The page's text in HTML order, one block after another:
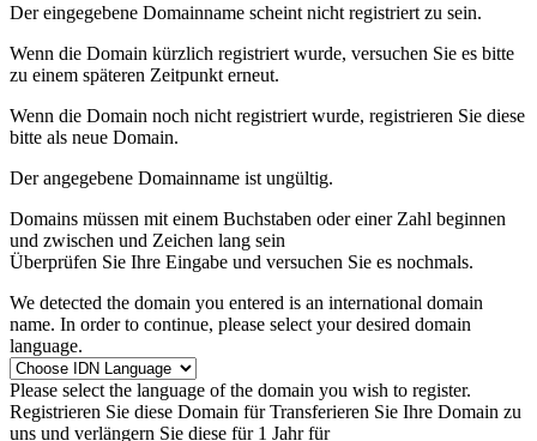
Der eingegebene Domainname scheint nicht registriert zu sein.
Wenn die Domain kürzlich registriert wurde, versuchen Sie es bitte
zu einem späteren Zeitpunkt erneut.
Wenn die Domain noch nicht registriert wurde, registrieren Sie diese
bitte als neue Domain.
Der angegebene Domainname ist ungültig.
Domains müssen mit einem Buchstaben oder einer Zahl beginnen
und zwischen und Zeichen lang sein
Überprüfen Sie Ihre Eingabe und versuchen Sie es nochmals.
We detected the domain you entered is an international domain
name. In order to continue, please select your desired domain
language.
Please select the language of the domain you wish to register.
Registrieren Sie diese Domain für Transferieren Sie Ihre Domain zu
uns und verlängern Sie diese für 1 Jahr für